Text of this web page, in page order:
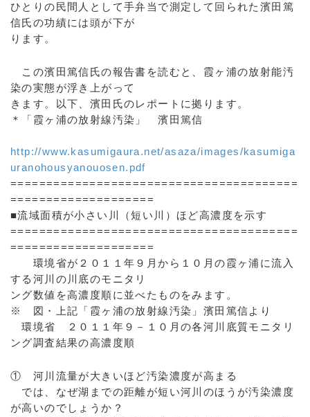
ひとりの民間人として手弁当で測定して回られた濱田篤
信氏の功績には頭が下が
ります。
この濱田篤信氏の報告書を読むと、霞ヶ浦の放射能汚
染の実態が浮き上がって
きます。以下、濱田氏のレポートに拠ります。
＊「霞ヶ浦の放射線汚染」 濱田篤信
http://www.kasumigaura.net/asaza/images/kasumiga
uranohousyanouosen.pdf
========================================
====================
■流域面積が小さい川（短い川）ほど高濃度を示す
========================================
====================
環境省が２０１１年９月から１０月の霞ヶ浦に流入
する河川の川底のモニタリ
ング数値を高濃度順に並べたものをみます。
※ 図・上記「霞ヶ浦の放射線汚染」濱田篤信より
環境省 ２０１１年９－１０月の各河川底質モニタリ
ング調査結果の高濃度順
① 河川流量が大きいほど汚染濃度が高まる
では、なぜ湖までの距離が短い河川のほうが汚染濃度
が高いのでしょうか？